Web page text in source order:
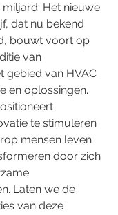
Het nieuwe
dat nu bekend
bouwt voort op
van
gebied van HVAC
en oplossingen.
te stimuleren
mensen leven
door zich
Laten we de
van deze